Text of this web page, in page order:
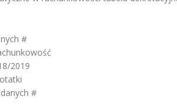
#
2019
#